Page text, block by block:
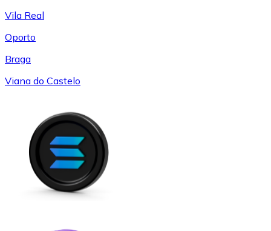
Vila Real
Oporto
Braga
Viana do Castelo